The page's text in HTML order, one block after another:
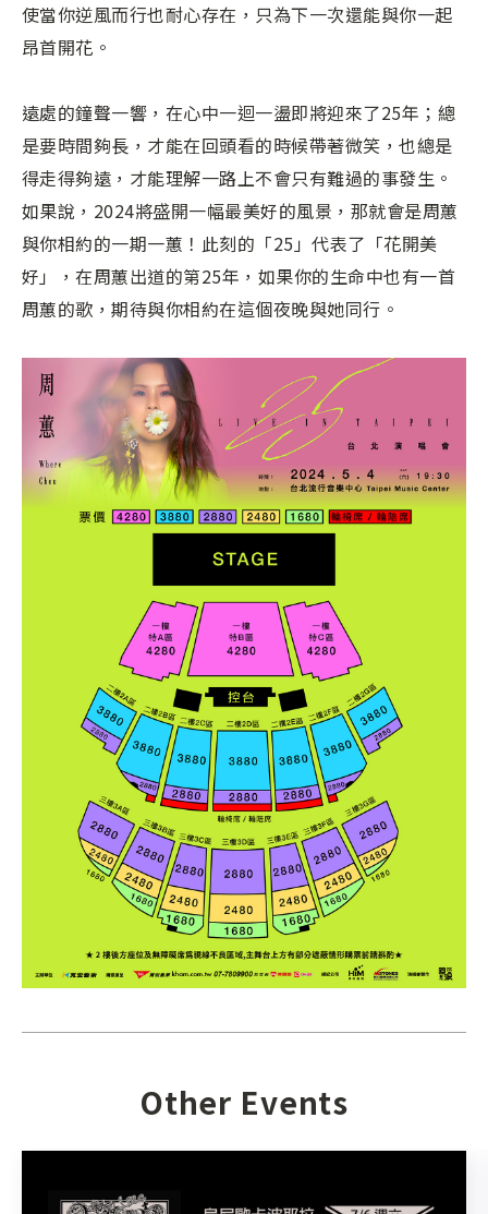
使當你逆風而行也耐心存在，只為下一次還能與你一起
昂首開花。
遠處的鐘聲一響，在心中一迴一盪即將迎來了25年；總
是要時間夠長，才能在回頭看的時候帶著微笑，也總是
得走得夠遠，才能理解一路上不會只有難過的事發生。
如果說，2024將盛開一幅最美好的風景，那就會是周蕙
與你相約的一期一蕙！此刻的「25」代表了「花開美
好」，在周蕙出道的第25年，如果你的生命中也有一首
周蕙的歌，期待與你相約在這個夜晚與她同行。
Other Events